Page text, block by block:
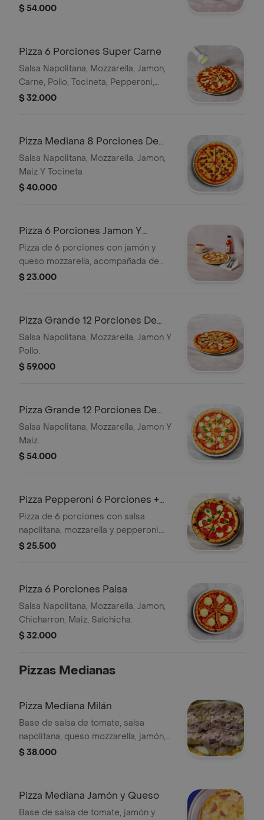
Salami.
$ 54.000
Pizza 6 Porciones Super Carne
Salsa Napolitana, Mozzarella, Jamon,
Carne, Pollo, Tocineta, Pepperoni,
Salami.
$ 32.000
Pizza Mediana 8 Porciones De
32cm Con Maiz Y Tocineta Gratis
Salsa Napolitana, Mozzarella, Jamon,
Maiz Y Tocineta
$ 40.000
Pizza 6 Porciones Jamon Y
Queso + 250ml
Pizza de 6 porciones con jamón y
queso mozzarella, acompañada de
salsa napolitana. Incluye bebida de
$ 23.000
Pizza Grande 12 Porciones De
42cm Con Pollo Gratis
Salsa Napolitana, Mozzarella, Jamon Y
Pollo.
$ 59.000
Pizza Grande 12 Porciones De
42cm Con Maiz Gratis
Salsa Napolitana, Mozzarella, Jamon Y
Maiz.
$ 54.000
Pizza Pepperoni 6 Porciones +
Gaseosas 250ml
Pizza de 6 porciones con salsa
napolitana, mozzarella y pepperoni.
Incluye gaseosa de 250 ml.
$ 25.500
Pizza 6 Porciones Paisa
Salsa Napolitana, Mozzarella, Jamon,
Chicharron, Maiz, Salchicha.
$ 32.000
Pizzas Medianas
Pizza Mediana Milán
Base de salsa de tomate, salsa
napolitana, queso mozzarella, jamón,
champiñones y tocineta, 8 porciones,
$ 38.000
Pizza Mediana Jamón y Queso
Base de salsa de tomate, jamón y